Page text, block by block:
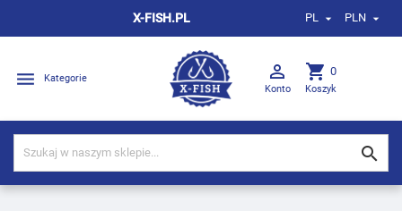
X-FISH.PL PL  PLN 
 Kategorie 
Konto
shopping_cart 0
Koszyk
